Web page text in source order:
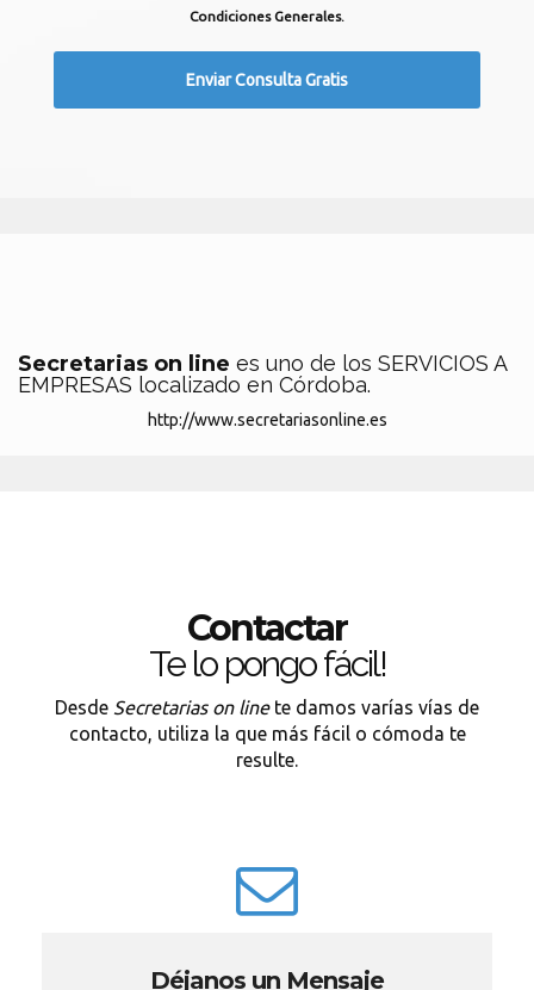
Condiciones Generales.
Secretarias on line es uno de los SERVICIOS A
EMPRESAS localizado en Córdoba.
http://www.secretariasonline.es
Contactar
Te lo pongo fácil!
Desde Secretarias on linete damos varías vías de
contacto, utiliza la que más fácil o cómoda te
resulte.
Déjanos un Mensaje